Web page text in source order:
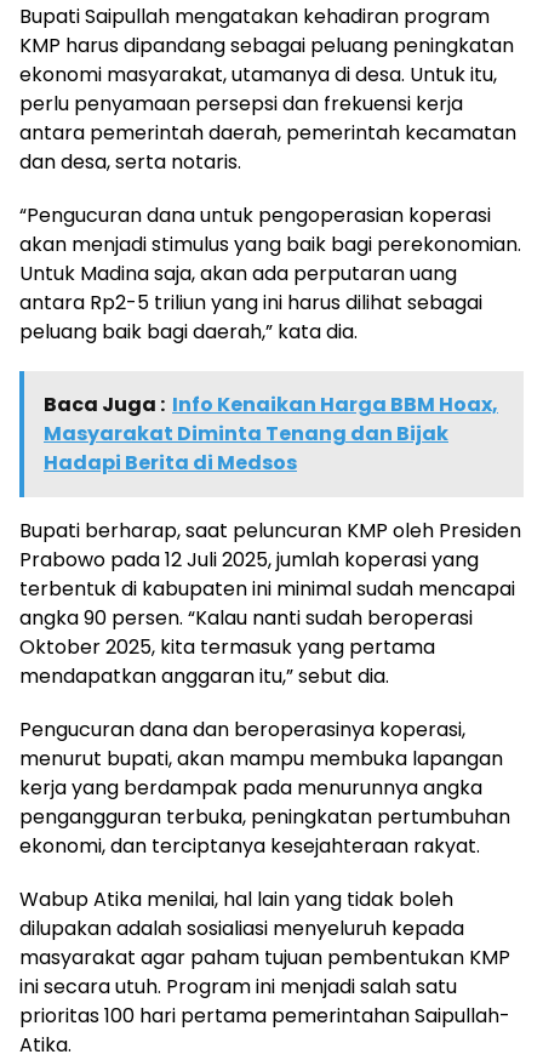
Bupati Saipullah mengatakan kehadiran program
KMP harus dipandang sebagai peluang peningkatan
ekonomi masyarakat, utamanya di desa. Untuk itu,
perlu penyamaan persepsi dan frekuensi kerja
antara pemerintah daerah, pemerintah kecamatan
dan desa, serta notaris.
“Pengucuran dana untuk pengoperasian koperasi
akan menjadi stimulus yang baik bagi perekonomian.
Untuk Madina saja, akan ada perputaran uang
antara Rp2-5 triliun yang ini harus dilihat sebagai
peluang baik bagi daerah,” kata dia.
Baca Juga : Info Kenaikan Harga BBM Hoax,
Masyarakat Diminta Tenang dan Bijak
Hadapi Berita di Medsos
Bupati berharap, saat peluncuran KMP oleh Presiden
Prabowo pada 12 Juli 2025, jumlah koperasi yang
terbentuk di kabupaten ini minimal sudah mencapai
angka 90 persen. “Kalau nanti sudah beroperasi
Oktober 2025, kita termasuk yang pertama
mendapatkan anggaran itu,” sebut dia.
Pengucuran dana dan beroperasinya koperasi,
menurut bupati, akan mampu membuka lapangan
kerja yang berdampak pada menurunnya angka
pengangguran terbuka, peningkatan pertumbuhan
ekonomi, dan terciptanya kesejahteraan rakyat.
Wabup Atika menilai, hal lain yang tidak boleh
dilupakan adalah sosialiasi menyeluruh kepada
masyarakat agar paham tujuan pembentukan KMP
ini secara utuh. Program ini menjadi salah satu
prioritas 100 hari pertama pemerintahan Saipullah-
Atika.